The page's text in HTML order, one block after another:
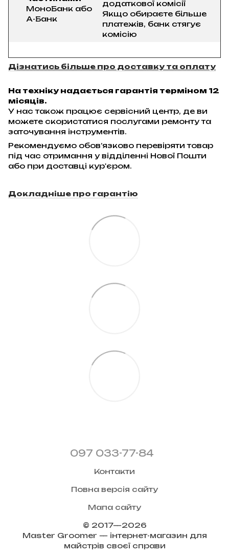
МоноБанк або
А-Банк
додаткової комісії
Якщо обираєте більше
платежів, банк стягує
комісію
Дізнатись більше про доставку та оплату
На техніку надається гарантія терміном 12
місяців.
У нас також працює сервісний центр, де ви
можете скористатися послугами ремонту та
заточування інструментів.
Рекомендуємо обов’язково перевіряти товар
під час отримання у відділенні Нової Пошти
або при доставці кур'єром.
Докладніше про гарантію
097 033-77-84
Контакти
Повна версія сайту
Мапа сайту
© 2017—2026
Master Groomer — інтернет-магазин для
майстрів своєї справи